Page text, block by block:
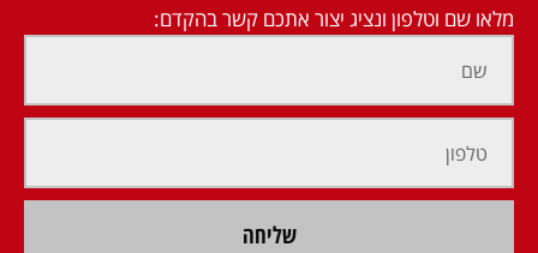
מלאו שם וטלפון ונציג יצור אתכם קשר בהקדם:
שליחה